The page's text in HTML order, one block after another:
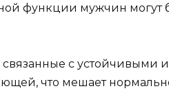
функции мужчин могут
связанные с устойчивыми
что мешает